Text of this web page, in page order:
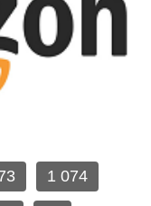
1 074